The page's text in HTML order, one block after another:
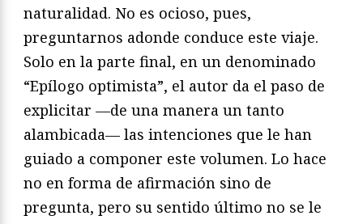
naturalidad. No es ocioso, pues,
preguntarnos adonde conduce este viaje.
Solo en la parte final, en un denominado
“Epílogo optimista”, el autor da el paso de
explicitar —de una manera un tanto
alambicada— las intenciones que le han
guiado a componer este volumen. Lo hace
no en forma de afirmación sino de
pregunta, pero su sentido último no se le